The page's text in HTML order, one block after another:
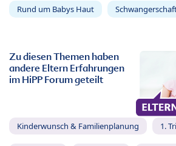
Rund um Babys Haut
Zu diesen Themen haben
andere Eltern Erfahrungen
im HiPP Forum geteilt
Kinderwunsch & Familienplanung 1.